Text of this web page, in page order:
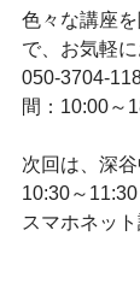
色々な講座
で、お気軽に
050-3704-
間：10:00～
次回は、深
10:30～
スマホネッ